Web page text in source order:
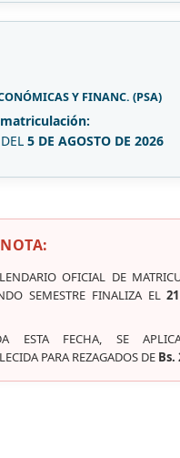
Y FINANC. (PSA)
5 DE AGOSTO DE 2026
OFICIAL DE
SEMESTRE FINALIZA EL
ESTA FECHA, SE
PARA REZAGADOS DE Bs.